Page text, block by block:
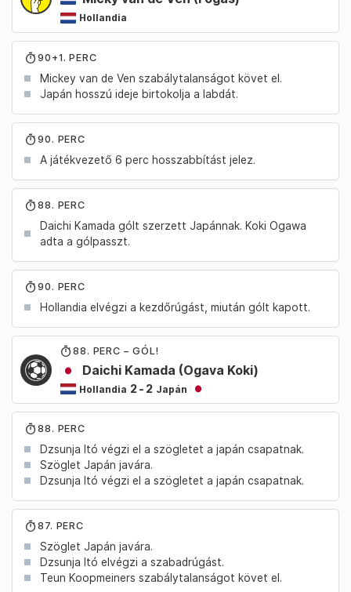
Hollandia
90+1. PERC
Mickey van de Ven szabálytalanságot követ el.
Japán hosszú ideje birtokolja a labdát.
90. PERC
A játékvezető 6 perc hosszabbítást jelez.
88. PERC
Daichi Kamada gólt szerzett Japánnak. Koki Ogawa
adta a gólpasszt.
90. PERC
Hollandia elvégzi a kezdőrúgást, miután gólt kapott.
88. PERC – GÓL!
Daichi Kamada (Ogava Koki)
Hollandia 2- 2 Japán
88. PERC
Dzsunja Itó végzi el a szögletet a japán csapatnak.
Szöglet Japán javára.
Dzsunja Itó végzi el a szögletet a japán csapatnak.
87. PERC
Szöglet Japán javára.
Dzsunja Itó elvégzi a szabadrúgást.
Teun Koopmeiners szabálytalanságot követ el.